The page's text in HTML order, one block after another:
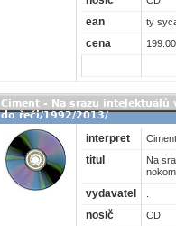
ean ty
cena
Ciment - Na srazu intelektuálů
do řeči/1992/2013/
interpret Ciment
titul
Na
vydavatel .
nosič CD